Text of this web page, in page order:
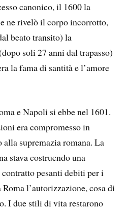
canonico, il 1600 la
ne rivelò il corpo incorrotto,
beato transito) la
soli 27 anni dal trapasso)
la fama di santità e l’amore
e Napoli si ebbe nel 1601.
era compromesso in
supremazia romana. La
stava costruendo una
pesanti debiti per i
l’autorizzazione, cosa di
I due stili di vita restarono